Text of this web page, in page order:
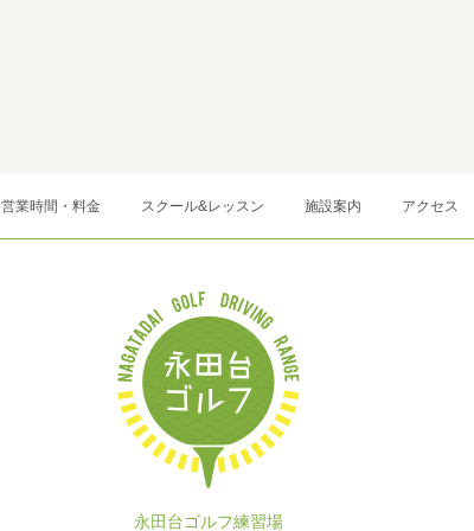
営業時間・料金 スクール&レッスン 施設案内 アクセス
永田台ゴルフ練習場